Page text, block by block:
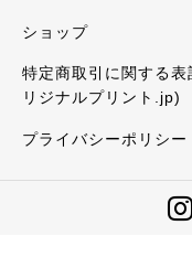
ショップ
特定商取引に関する表
リジナルプリント.jp)
プライバシーポリシー